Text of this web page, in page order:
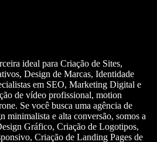
ideal para Criação de Sites,
Design de Marcas, Identidade
em SEO, Marketing Digital e
de vídeo profissional, motion
Se você busca uma agência de
minimalista e alta conversão, somos a
Gráfico, Criação de Logotipos,
Criação de Landing Pages de